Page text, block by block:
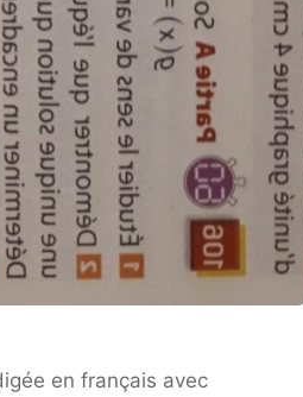
en français avec